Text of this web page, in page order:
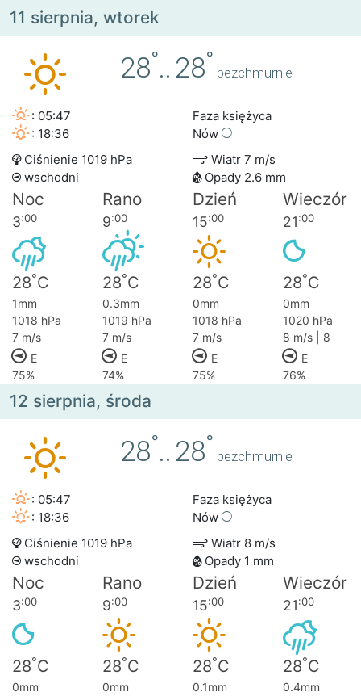
11 sierpnia, wtorek
28°.. 28°
bezchmurnie
: 05:47
: 18:36
Faza księżyca
Nów
Ciśnienie 1019 hPa
Wiatr 7 m/s
wschodni
Opady 2.6 mm
Noc Rano Dzień Wieczór
3:00 9:00 15:00 21:00
28°C 28°C 28°C 28°C
1mm 0.3mm 0mm
0mm
1018 hPa
1019 hPa 1018 hPa
1020 hPa
7 m/s
7 m/s 7 m/s
8 m/s | 8
E
E E
E
75%
74% 75% 76%
12 sierpnia, środa
28°.. 28°
bezchmurnie
: 05:47
: 18:36
Faza księżyca
Nów
Ciśnienie 1019 hPa
Wiatr 8 m/s
wschodni
Opady 1 mm
Noc Rano Dzień Wieczór
3:00 9:00 15:00 21:00
28°C 28°C 28°C 28°C
0mm 0mm 0.1mm
0.4mm